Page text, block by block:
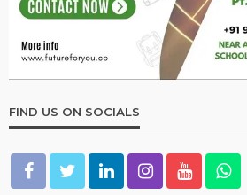
FIND US ON SOCIALS